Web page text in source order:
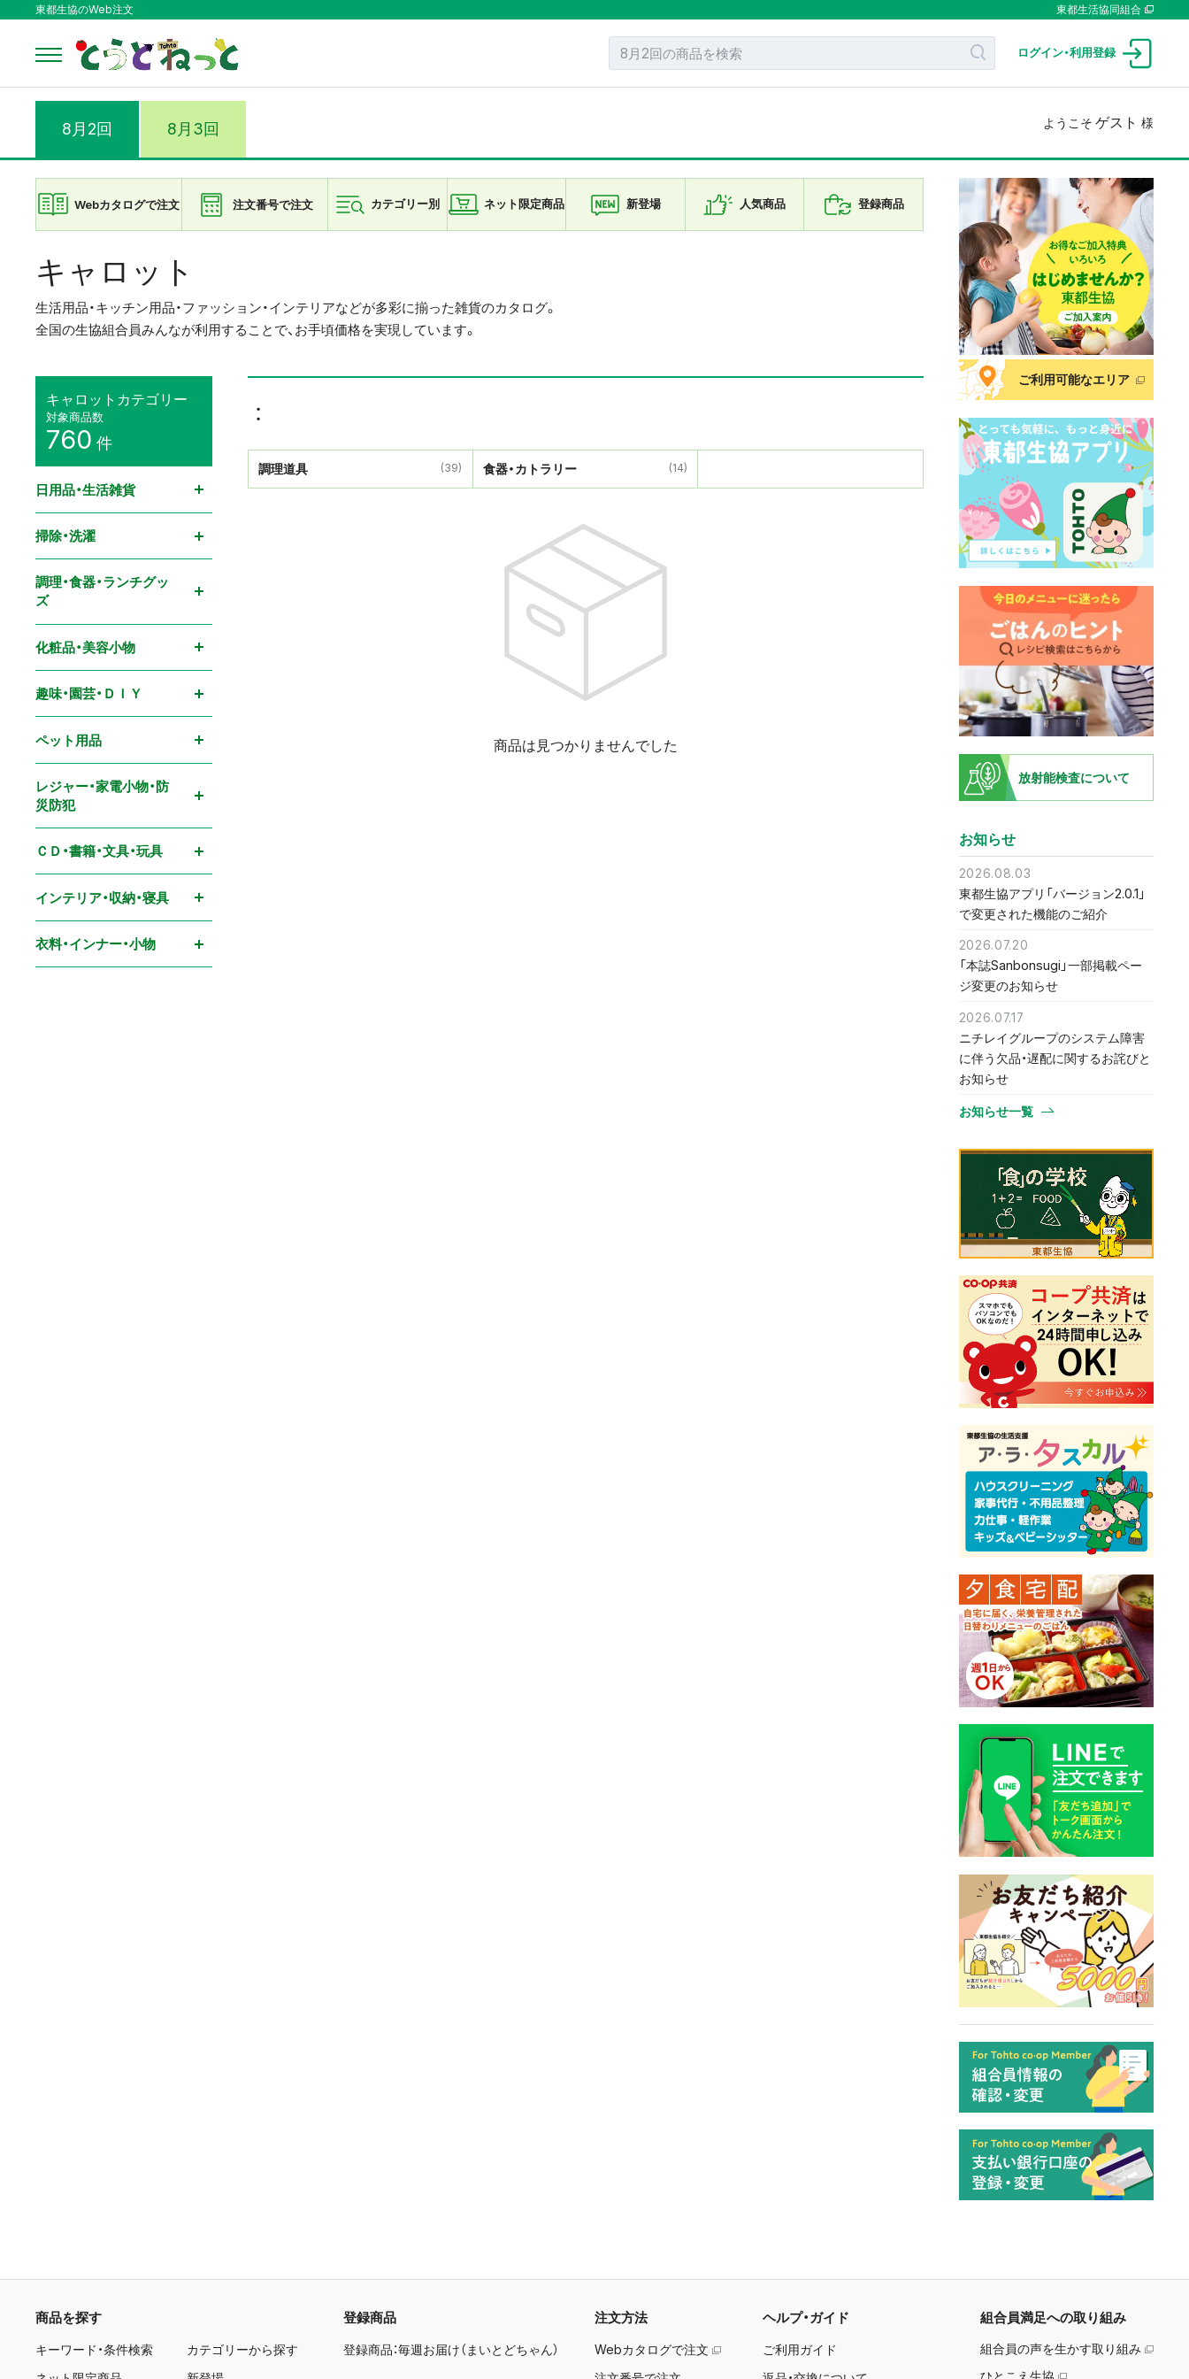
東都生協のWeb注文 東都生活協同組合
ログイン・利用登録
8月2回 8月3回 ようこそ ゲスト 様
Webカタログで注文 注文番号で注文 カテゴリー別 ネット限定商品 新登場 人気商品 登録商品
キャロット
生活用品・キッチン用品・ファッション・インテリアなどが多彩に揃った雑貨のカタログ。
全国の生協組合員みんなが利用することで、お手頃価格を実現しています。
キャロットカテゴリー
対象商品数
760 件
日用品・生活雑貨
掃除・洗濯
調理・食器・ランチグッ
ズ
化粧品・美容小物
趣味・園芸・ＤＩＹ
ペット用品
レジャー・家電小物・防
災防犯
ＣＤ・書籍・文具・玩具
インテリア・収納・寝具
衣料・インナー・小物
調理道具 (39) 食器・カトラリー (14)
商品は見つかりませんでした
ご利用可能なエリア
放射能検査について
お知らせ
2026.08.03
東都生協アプリ「バージョン2.0.1」
で変更された機能のご紹介
2026.07.20
「本誌Sanbonsugi」一部掲載ペー
ジ変更のお知らせ
2026.07.17
ニチレイグループのシステム障害
に伴う欠品・遅配に関するお詫びと
お知らせ
お知らせ一覧
商品を探す
キーワード・条件検索
カテゴリーから探す
登録商品
登録商品：毎週お届け（まいとどちゃん）
注文方法
Webカタログで注文
ヘルプ・ガイド
ご利用ガイド
組合員満足への取り組み
組合員の声を生かす取り組み